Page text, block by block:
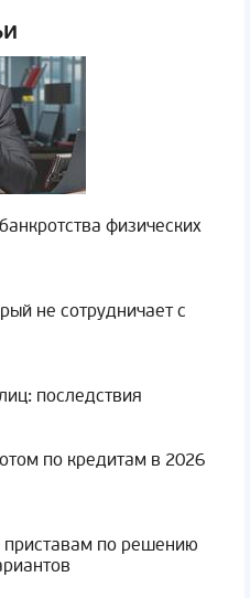
физических
не сотрудничает с
последствия
по кредитам в 2026
приставам по решению